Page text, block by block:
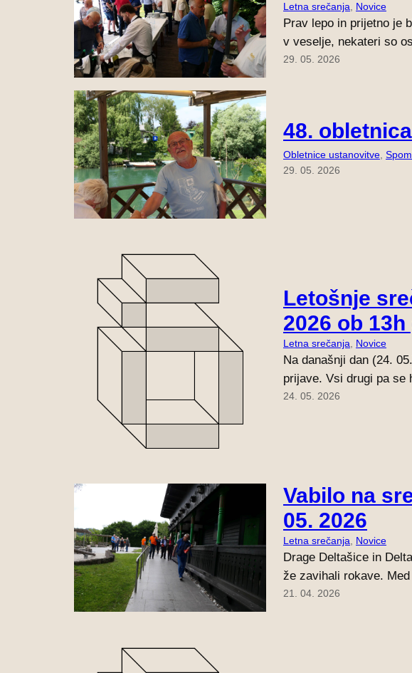
Letna srečanja Novice
Prav lepo in prijetno je
v veselje, nekateri so
29. 05. 2026
48.
Obletnice ustanovitve,
29. 05. 2026
Letošnje
2026 ob
Letna srečanja, Novice
Na današnji dan (24.
prijave. Vsi drugi pa se
24. 05. 2026
Vabilo na
05. 2026
Letna srečanja Novice
Drage Deltašice in
že zavihali rokave.
21. 04. 2026